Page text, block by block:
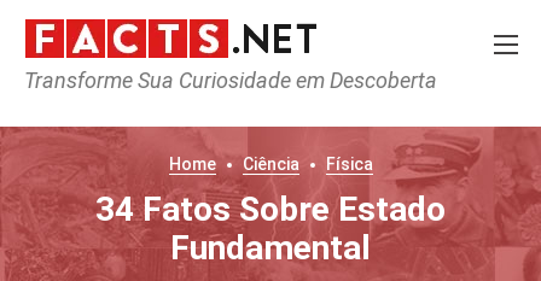
Transforme Sua Curiosidade em Descoberta
Home Ciência Física
34 Fatos Sobre Estado
Fundamental